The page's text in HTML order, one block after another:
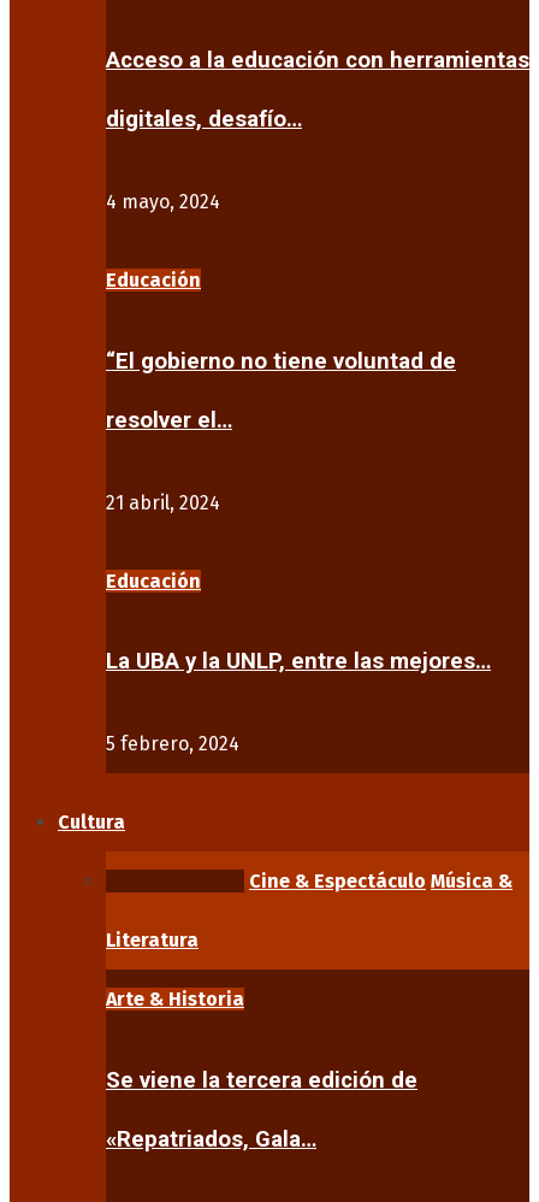
Acceso a la educación con herramientas
digitales, desafío…
4 mayo, 2024
Educación
“El gobierno no tiene voluntad de
resolver el…
21 abril, 2024
Educación
La UBA y la UNLP, entre las mejores…
5 febrero, 2024
Cultura
Cine & Espectáculo Música &
Literatura
Arte & Historia
Se viene la tercera edición de
«Repatriados, Gala…